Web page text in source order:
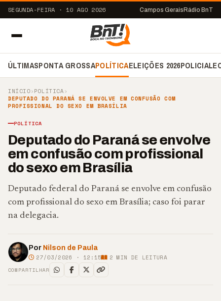
SEGUNDA-FEIRA · 10 AGO 2026 Campos Gerais Rádio BnT
ÚLTIMASPONTA GROSSAPOLÍTICAELEIÇÕES 2026POLICIAL
INÍCIO›POLÍTICA›
DEPUTADO DO PARANÁ SE ENVOLVE EM CONFUSÃO COM
PROFISSIONAL DO SEXO EM BRASÍLIA
POLÍTICA
Deputado do Paraná se envolve
em confusão com profissional
do sexo em Brasília
Deputado federal do Paraná se envolve em confusão
com profissional do sexo em Brasília; caso foi parar
na delegacia.
Por Nilson de Paula
27/03/2026 · 12:15 2 MIN DE LEITURA
COMPARTILHAR